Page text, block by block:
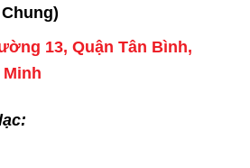
13, Quận Tân Bình,